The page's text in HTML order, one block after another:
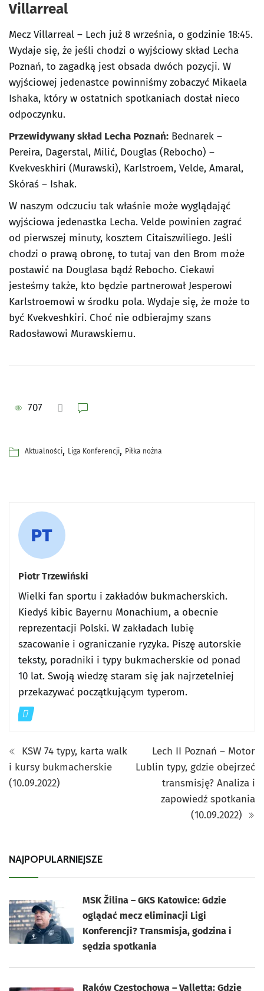
Villarreal
Mecz Villarreal – Lech już 8 września, o godzinie 18:45.
Wydaje się, że jeśli chodzi o wyjściowy skład Lecha
Poznań, to zagadką jest obsada dwóch pozycji. W
wyjściowej jedenastce powinniśmy zobaczyć Mikaela
Ishaka, który w ostatnich spotkaniach dostał nieco
odpoczynku.
Przewidywany skład Lecha Poznań: Bednarek –
Pereira, Dagerstal, Milić, Douglas (Rebocho) –
Kvekveskhiri (Murawski), Karlstroem, Velde, Amaral,
Skóraś – Ishak.
W naszym odczuciu tak właśnie może wyglądająć
wyjściowa jedenastka Lecha. Velde powinien zagrać
od pierwszej minuty, kosztem Citaiszwiliego. Jeśli
chodzi o prawą obronę, to tutaj van den Brom może
postawić na Douglasa bądź Rebocho. Ciekawi
jesteśmy także, kto będzie partnerował Jesperowi
Karlstroemowi w środku pola. Wydaje się, że może to
być Kvekveshkiri. Choć nie odbierajmy szans
Radosławowi Murawskiemu.
707
Aktualności, Liga Konferencji, Piłka nożna
Piotr Trzewiński
Wielki fan sportu i zakładów bukmacherskich.
Kiedyś kibic Bayernu Monachium, a obecnie
reprezentacji Polski. W zakładach lubię
szacowanie i ograniczanie ryzyka. Piszę autorskie
teksty, poradniki i typy bukmacherskie od ponad
10 lat. Swoją wiedzę staram się jak najrzetelniej
przekazywać początkującym typerom.
KSW 74 typy, karta walk
i kursy bukmacherskie
(10.09.2022)
Lech II Poznań – Motor
Lublin typy, gdzie obejrzeć
transmisję? Analiza i
zapowiedź spotkania
(10.09.2022)
NAJPOPULARNIEJSZE
MSK Žilina – GKS Katowice: Gdzie
oglądać mecz eliminacji Ligi
Konferencji? Transmisja, godzina i
sędzia spotkania
Raków Częstochowa – Valletta: Gdzie